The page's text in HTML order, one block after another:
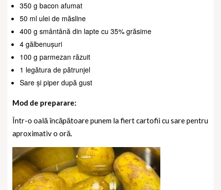
350 g bacon afumat
50 ml ulei de măsline
400 g smântână din lapte cu 35% grăsime
4 gălbenușuri
100 g parmezan răzuit
1 legătura de pătrunjel
Sare și piper după gust
Mod de preparare:
Într-o oală încăpătoare punem la fiert cartofii cu sare pentru
aproximativ o oră.